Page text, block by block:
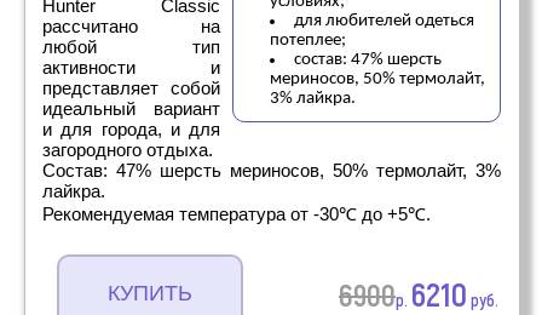
для любителей одеться
потеплее;
состав: 47% шерсть
мериносов, 50% термолайт,
3% лайкра.
Hunter Classic
рассчитано на
любой тип
активности и
представляет собой
идеальный вариант
и для города, и для
загородного отдыха.
Состав: 47% шерсть мериносов, 50% термолайт, 3%
лайкра.
Рекомендуемая температура от -30℃ до +5℃.
КУПИТЬ 6900р. 6210 руб.